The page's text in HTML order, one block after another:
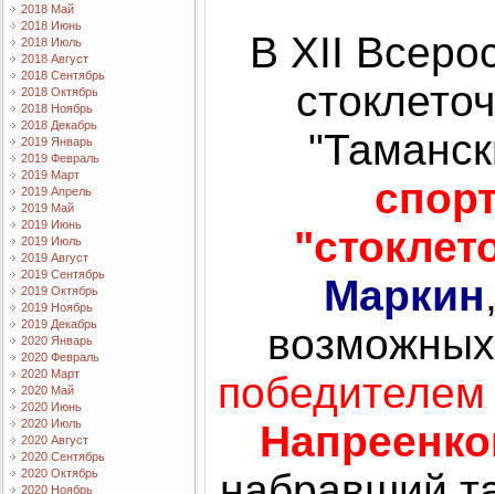
2018 Май
2018 Июнь
2018 Июль
2018 Август
2018 Сентябрь
2018 Октябрь
2018 Ноябрь
2018 Декабрь
2019 Январь
2019 Февраль
2019 Март
2019 Апрель
2019 Май
2019 Июнь
2019 Июль
2019 Август
2019 Сентябрь
2019 Октябрь
2019 Ноябрь
2019 Декабрь
2020 Январь
2020 Февраль
2020 Март
2020 Май
2020 Июнь
2020 Июль
2020 Август
2020 Сентябрь
2020 Октябрь
2020 Ноябрь
В XII
Маркин